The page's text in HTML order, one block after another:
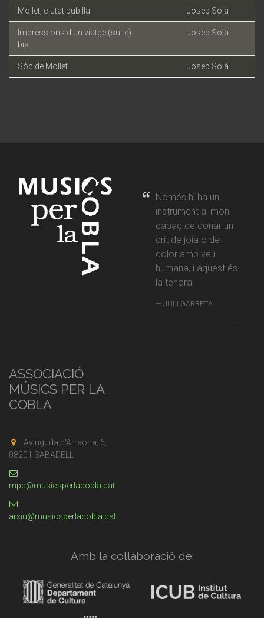
Mollet, ciutat pubilla Josep Solà
Impressions d’un viatge (suite)
bis
Josep Solà
Sóc de Mollet Josep Solà
Només hi ha un
instrument al món
capaç de donar un
crit de joia o de
dolor amb veu
humana, i aquest és
la tenora.
JULI GARRETA
ASSOCIACIÓ
MÚSICS PER LA
COBLA
Avinguda d'Arraona, 6,
08201 SABADELL
mpc@musicsperlacobla.cat
arxiu@musicsperlacobla.cat
Amb la col·laboració de: